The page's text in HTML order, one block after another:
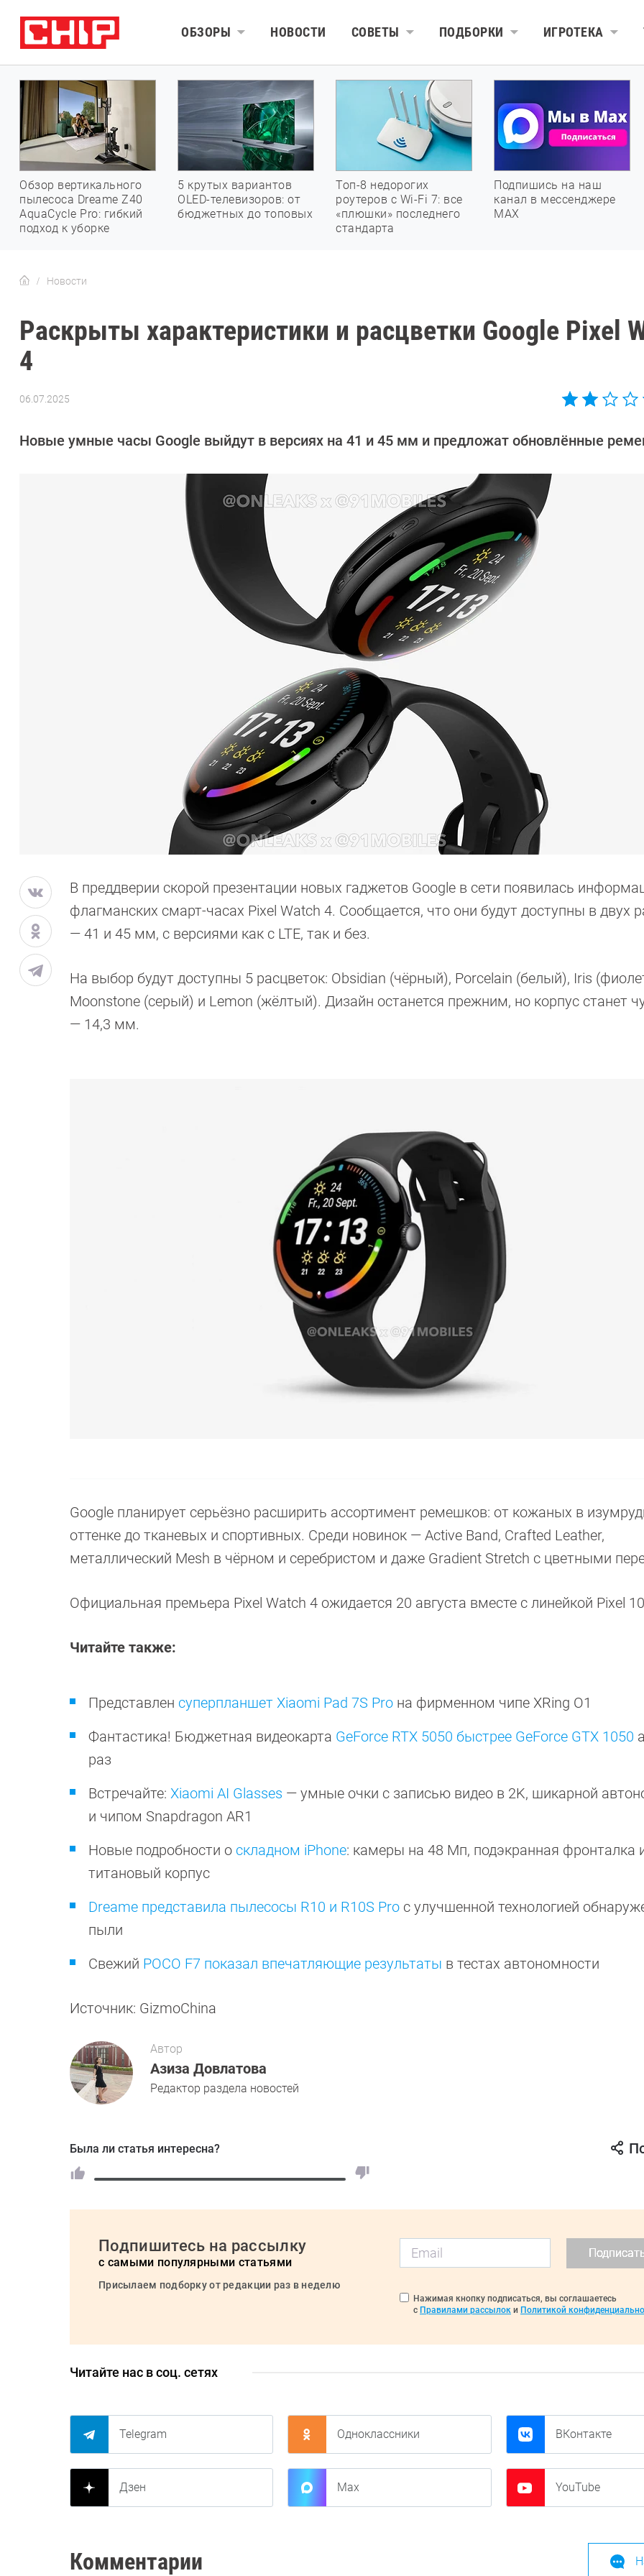
ОБЗОРЫ НОВОСТИ СОВЕТЫ ПОДБОРКИ ИГРОТЕКА
Обзор вертикального
пылесоса Dreame Z40
AquaCycle Pro: гибкий
подход к уборке
5 крутых вариантов
OLED-телевизоров: от
бюджетных до топовых
Топ-8 недорогих
роутеров с Wi-Fi 7: все
«плюшки» последнего
стандарта
Подпишись на наш
канал в мессенджере
МАХ
Новости
Раскрыты характеристики и расцветки Google Pixel
4
06.07.2025
Довлатова
Новые умные часы Google выйдут в версиях на 41 и 45 мм и предложат обновлённые
В преддверии скорой презентации новых гаджетов Google в сети появилась
флагманских смарт-часах Pixel Watch 4. Сообщается, что они будут доступны в двух
— 41 и 45 мм, с версиями как с LTE, так и без.
На выбор будут доступны 5 расцветок: Obsidian (чёрный), Porcelain (белый), Iris
Moonstone (серый) и Lemon (жёлтый). Дизайн останется прежним, но корпус станет
— 14,3 мм.
Google планирует серьёзно расширить ассортимент ремешков: от кожаных в
оттенке до тканевых и спортивных. Среди новинок — Active Band, Crafted Leather,
металлический Mesh в чёрном и серебристом и даже Gradient Stretch с цветными
Официальная премьера Pixel Watch 4 ожидается 20 августа вместе с линейкой Pixel
Читайте также:
Представлен суперпланшет Xiaomi Pad 7S Pro на фирменном чипе XRing O1
Фантастика! Бюджетная видеокарта GeForce RTX 5050 быстрее GeForce GTX 1050
раз
Встречайте: Xiaomi AI Glasses — умные очки с записью видео в 2K, шикарной
и чипом Snapdragon AR1
Новые подробности о складном iPhone: камеры на 48 Мп, подэкранная фронталка
титановый корпус
Dreame представила пылесосы R10 и R10S Pro с улучшенной технологией
пыли
Свежий POCO F7 показал впечатляющие результаты в тестах автономности
Источник: GizmoChina
Автор
Азиза Довлатова
Редактор раздела новостей
Была ли статья интересна?
Подпишитесь на рассылку
с самыми популярными статьями
Присылаем подборку от редакции раз в неделю
Нажимая кнопку подписаться, вы соглашаетесь
с Правилами рассылок и Политикой
Читайте нас в соц. сетях
Telegram Одноклассники ВКонтакте
Дзен Max YouTube
Комментарии